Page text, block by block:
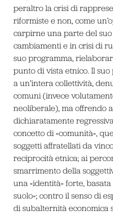
peraltro la crisi di
riformiste e non, come
carpirne una parte del
cambiamenti e in crisi di
suo programma,
punto di vista etnico. Il
a un’intera collettività,
comuni (invece
neoliberale), ma offrendo
dichiaratamente
concetto di «comunità»,
soggetti affratellati da
reciprocità etnica; ai
smarrimento della
una «identità» forte,
suolo»; contro il senso di
di subalternità economica